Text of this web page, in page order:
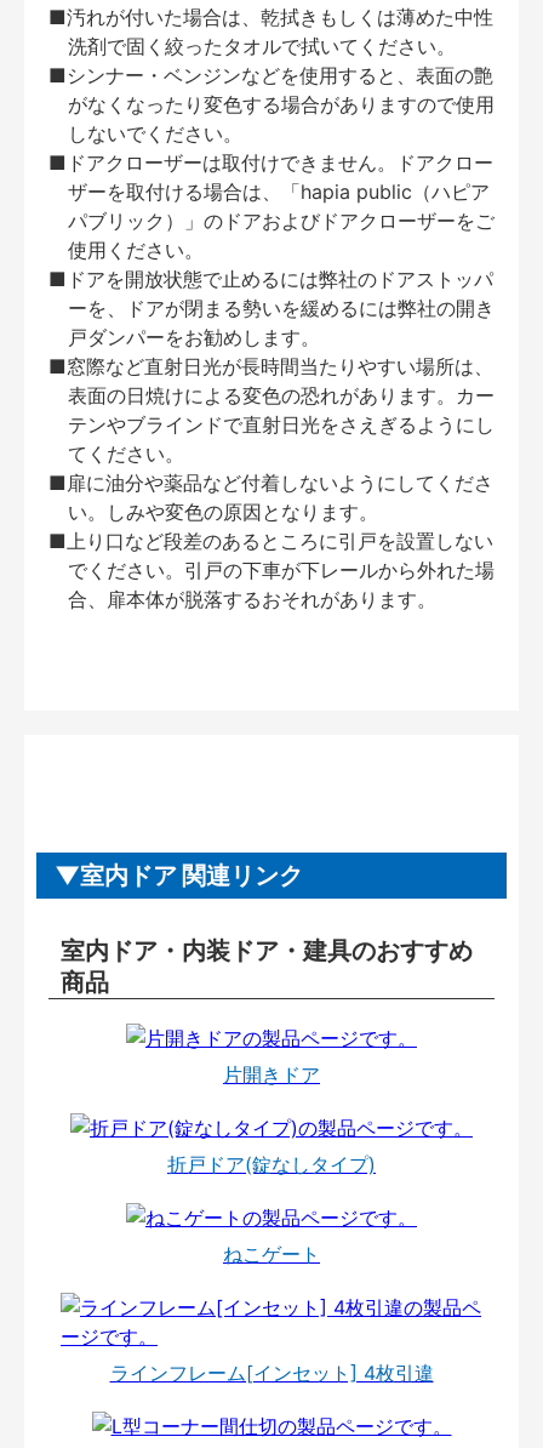
■汚れが付いた場合は、乾拭きもしくは薄めた中性
洗剤で固く絞ったタオルで拭いてください。
■シンナー・ベンジンなどを使用すると、表面の艶
がなくなったり変色する場合がありますので使用
しないでください。
■ドアクローザーは取付けできません。ドアクロー
ザーを取付ける場合は、「hapia public（ハピア
パブリック）」のドアおよびドアクローザーをご
使用ください。
■ドアを開放状態で止めるには弊社のドアストッパ
ーを、ドアが閉まる勢いを緩めるには弊社の開き
戸ダンパーをお勧めします。
■窓際など直射日光が長時間当たりやすい場所は、
表面の日焼けによる変色の恐れがあります。カー
テンやブラインドで直射日光をさえぎるようにし
てください。
■扉に油分や薬品など付着しないようにしてくださ
い。しみや変色の原因となります。
■上り口など段差のあるところに引戸を設置しない
でください。引戸の下車が下レールから外れた場
合、扉本体が脱落するおそれがあります。
室内ドア 関連リンク
室内ドア・内装ドア・建具のおすすめ
商品
片開きドア
折戸ドア(錠なしタイプ)
ねこゲート
ラインフレーム[インセット] 4枚引違